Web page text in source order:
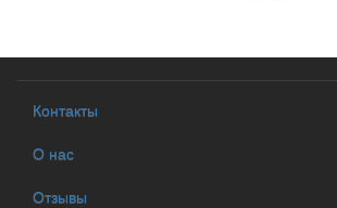
Контакты
О нас
Отзывы